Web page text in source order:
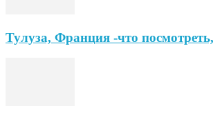
Тулуза, Франция -что